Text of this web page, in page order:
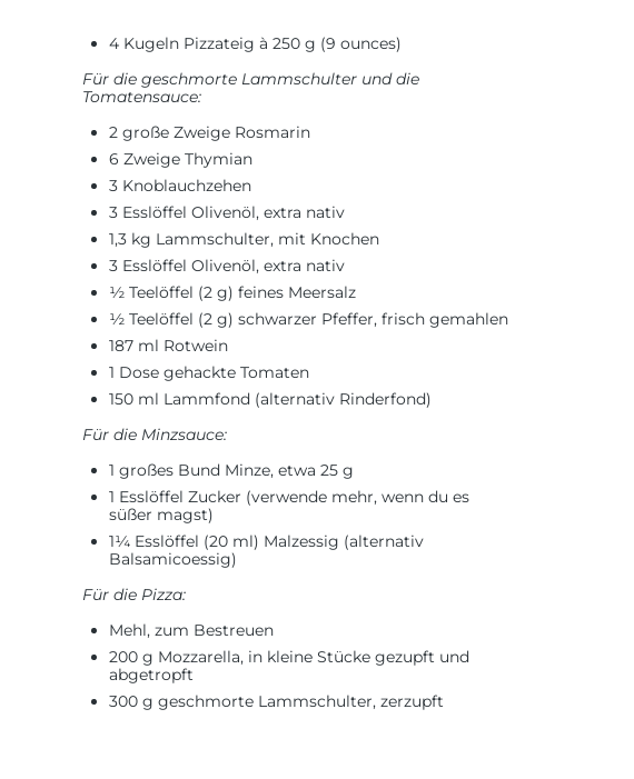
4 Kugeln Pizzateig à 250 g (9 ounces)
Für die geschmorte Lammschulter und die
Tomatensauce:
2 große Zweige Rosmarin
6 Zweige Thymian
3 Knoblauchzehen
3 Esslöffel Olivenöl, extra nativ
1,3 kg Lammschulter, mit Knochen
3 Esslöffel Olivenöl, extra nativ
½ Teelöffel (2 g) feines Meersalz
½ Teelöffel (2 g) schwarzer Pfeffer, frisch gemahlen
187 ml Rotwein
1 Dose gehackte Tomaten
150 ml Lammfond (alternativ Rinderfond)
Für die Minzsauce:
1 großes Bund Minze, etwa 25 g
1 Esslöffel Zucker (verwende mehr, wenn du es
süßer magst)
1¼ Esslöffel (20 ml) Malzessig (alternativ
Balsamicoessig)
Für die Pizza:
Mehl, zum Bestreuen
200 g Mozzarella, in kleine Stücke gezupft und
abgetropft
300 g geschmorte Lammschulter, zerzupft